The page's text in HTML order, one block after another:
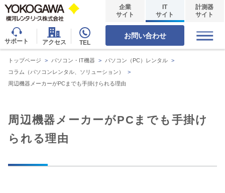
サポート アクセス TEL
企業
サイト
IT
サイト
計測器
サイト
お問い合わせ
トップページ > パソコン・IT機器 > パソコン（PC）レンタル >
コラム（パソコンレンタル、ソリューション）
>
周辺機器メーカーがPCまでも手掛けられる理由
周辺機器メーカーがPCまでも手掛け
られる理由